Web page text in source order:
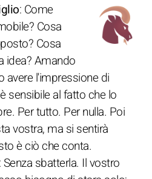
: Come
Cosa
Cosa
idea? Amando
avere l'impressione di
sensibile al fatto che lo
Per tutto. Per nulla. Poi
vostra, ma si sentirà
è ciò che conta.
Senza sbatterla. Il vostro